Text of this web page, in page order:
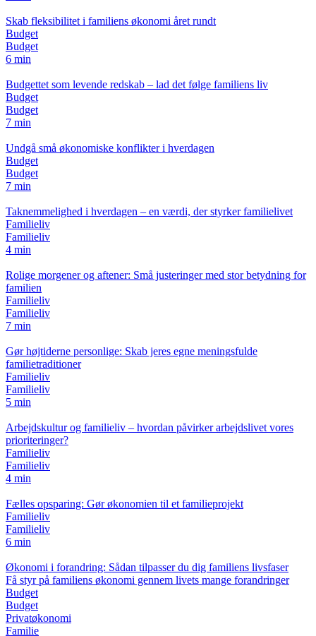
Skab fleksibilitet i familiens økonomi året rundt
Budget
Budget
6 min
Budgettet som levende redskab – lad det følge familiens liv
Budget
Budget
7 min
Undgå små økonomiske konflikter i hverdagen
Budget
Budget
7 min
Taknemmelighed i hverdagen – en værdi, der styrker familielivet
Familieliv
Familieliv
4 min
Rolige morgener og aftener: Små justeringer med stor betydning for
familien
Familieliv
Familieliv
7 min
Gør højtiderne personlige: Skab jeres egne meningsfulde
familietraditioner
Familieliv
Familieliv
5 min
Arbejdskultur og familieliv – hvordan påvirker arbejdslivet vores
prioriteringer?
Familieliv
Familieliv
4 min
Fælles opsparing: Gør økonomien til et familieprojekt
Familieliv
Familieliv
6 min
Økonomi i forandring: Sådan tilpasser du dig familiens livsfaser
Få styr på familiens økonomi gennem livets mange forandringer
Budget
Budget
Privatøkonomi
Familie